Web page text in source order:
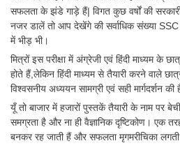
सफलता के झंडे गाड़े हैं| विगत कुछ वर्षों की
नजर डालें तो आप देखेंगे की सर्वाधिक संख्या SSC
में भीड़ भी।
मित्रों इस परीक्षा में अंग्रेजी एवं हिंदी माध्यम के
होते हैं,लेकिन हिंदी माध्यम से तैयारी करने वाले
विश्वसनीय अध्ययन सामग्री एवं सही मार्गदर्शन की
यूँ तो बाजार में हजारों पुस्तकें तैयारी के नाम पर
समग्रता है और ना ही वैज्ञानिक दृष्टिकोण। एक
बनकर रह जाती हैं और सफलता मृगमरीचिका